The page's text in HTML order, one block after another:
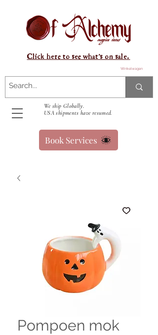
Winkelwagen
We ship Globally.
USA shipments have resumed.
Click here to see what's on sale.
Book Services
Pompoen mok